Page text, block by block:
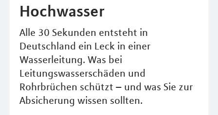
Hochwasser
Alle 30 Sekunden entsteht in
Deutschland ein Leck in einer
Wasserleitung. Was bei
Leitungswasserschäden und
Rohrbrüchen schützt – und was Sie zur
Absicherung wissen sollten.